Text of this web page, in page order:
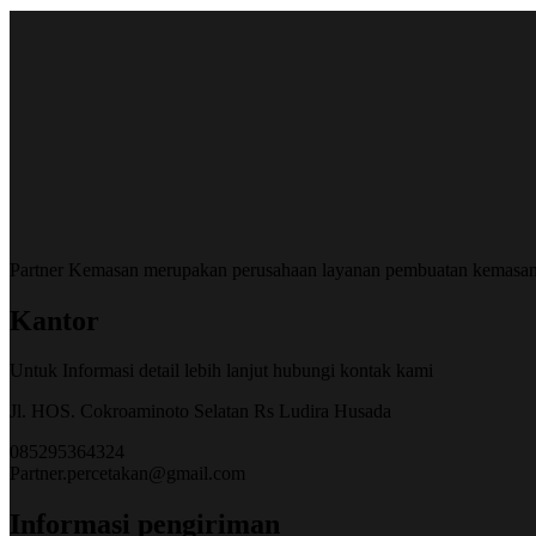
Partner Kemasan merupakan perusahaan layanan pembuatan
Kantor
Untuk Informasi detail lebih lanjut hubungi kontak kami
Jl. HOS. Cokroaminoto Selatan Rs Ludira Husada
085295364324
Partner.percetakan@gmail.com
Informasi pengiriman